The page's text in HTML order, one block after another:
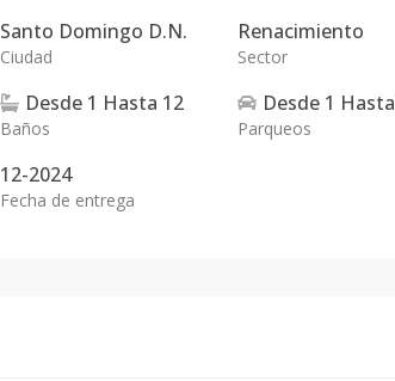
Santo Domingo D.N.
Ciudad
Renacimiento
Sector
Desde 1 Hasta 12
Baños
Desde 1 Hasta
Parqueos
12-2024
Fecha de entrega